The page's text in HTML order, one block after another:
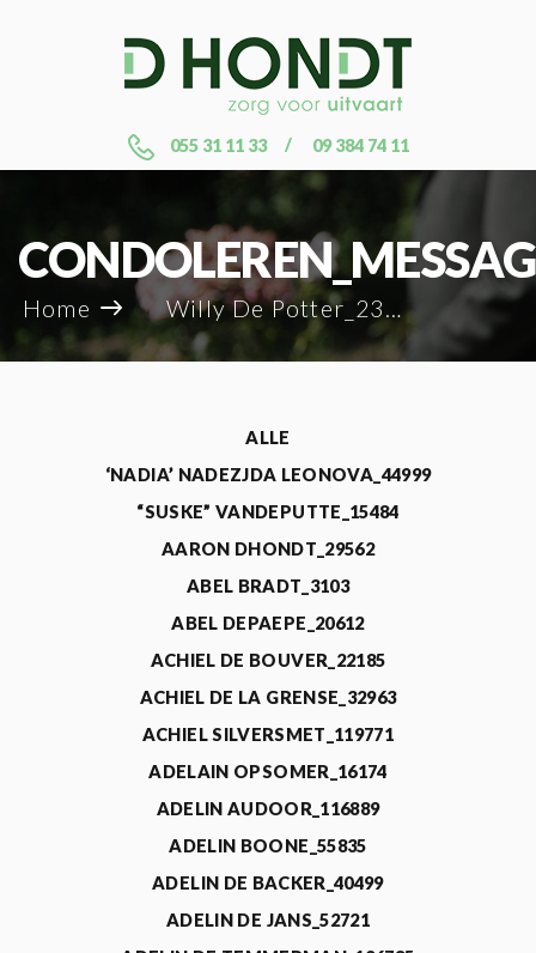
055 31 11 33 09 384 74 11
Home Willy De Potter_23950
ALLE
‘NADIA’ NADEZJDA LEONOVA_44999
“SUSKE” VANDEPUTTE_15484
AARON DHONDT_29562
ABEL BRADT_3103
ABEL DEPAEPE_20612
ACHIEL DE BOUVER_22185
ACHIEL DE LA GRENSE_32963
ACHIEL SILVERSMET_119771
ADELAIN OPSOMER_16174
ADELIN AUDOOR_116889
ADELIN BOONE_55835
ADELIN DE BACKER_40499
ADELIN DE JANS_52721